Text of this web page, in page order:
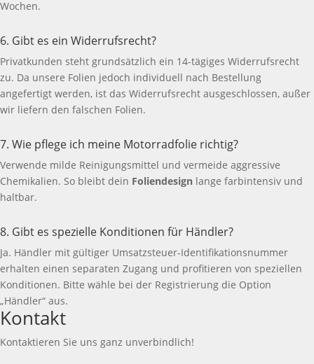
Wochen.
6. Gibt es ein Widerrufsrecht?
Privatkunden steht grundsätzlich ein 14-tägiges Widerrufsrecht
zu. Da unsere Folien jedoch individuell nach Bestellung
angefertigt werden, ist das Widerrufsrecht ausgeschlossen, außer
wir liefern den falschen Folien.
7. Wie pflege ich meine Motorradfolie richtig?
Verwende milde Reinigungsmittel und vermeide aggressive
Chemikalien. So bleibt dein Foliendesign lange farbintensiv und
haltbar.
8. Gibt es spezielle Konditionen für Händler?
Ja. Händler mit gültiger Umsatzsteuer-Identifikationsnummer
erhalten einen separaten Zugang und profitieren von speziellen
Konditionen. Bitte wähle bei der Registrierung die Option
„Händler“ aus.
Kontakt
Kontaktieren Sie uns ganz unverbindlich!